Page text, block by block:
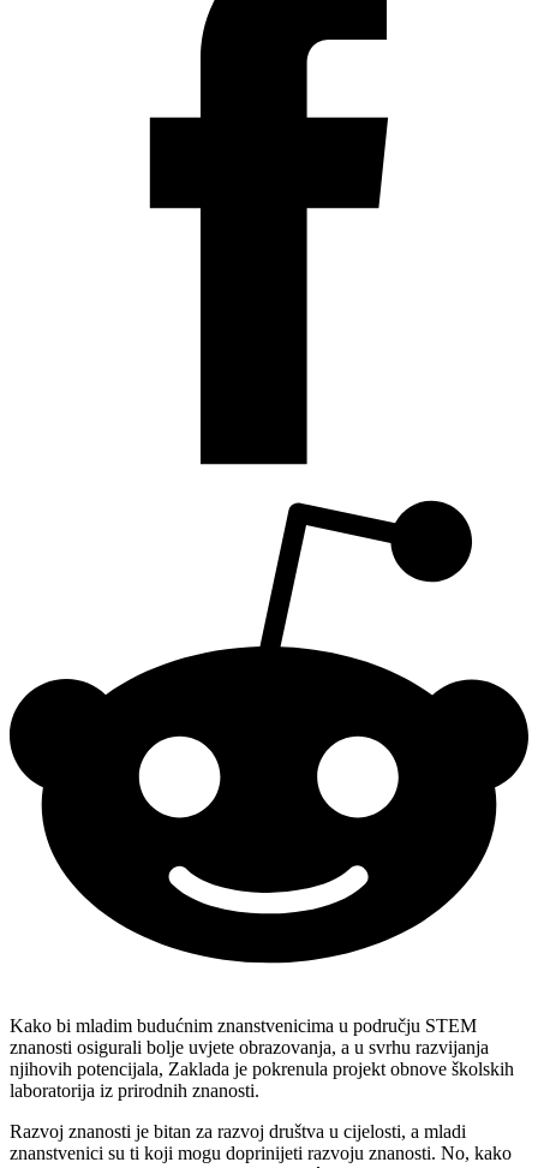
Kako bi mladim budućnim znanstvenicima u području STEM
znanosti osigurali bolje uvjete obrazovanja, a u svrhu razvijanja
njihovih potencijala, Zaklada je pokrenula projekt obnove školskih
laboratorija iz prirodnih znanosti.
Razvoj znanosti je bitan za razvoj društva u cijelosti, a mladi
znanstvenici su ti koji mogu doprinijeti razvoju znanosti. No, kako